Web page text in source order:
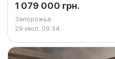
1 079 000 грн.
Запорожье
29 июл. 09:34